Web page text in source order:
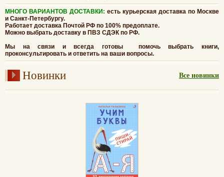
МНОГО ВАРИАНТОВ ДОСТАВКИ: есть курьерская доставка по Москве
и Санкт-Петербургу.
Работает доставка Почтой РФ по 100% предоплате.
Можно выбрать доставку в ПВЗ СДЭК по РФ.
Мы на связи и всегда готовы
помочь выбрать книги,
проконсультировать и ответить на ваши вопросы.
Новинки Все новинки